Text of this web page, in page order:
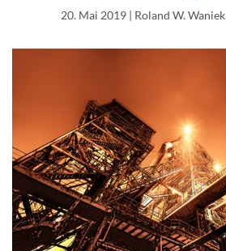
20. Mai 2019| Roland W. Waniek